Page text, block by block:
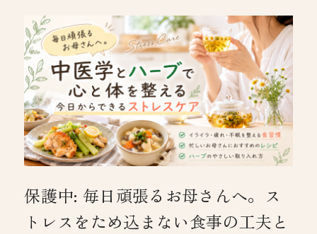
保護中: 毎日頑張るお母さんへ。ス
トレスをため込まない食事の工夫と